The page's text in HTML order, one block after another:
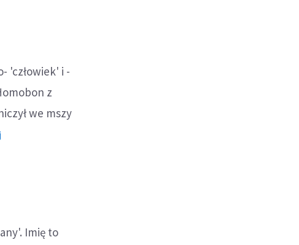
'człowiek' i -
z
we mszy
Imię to